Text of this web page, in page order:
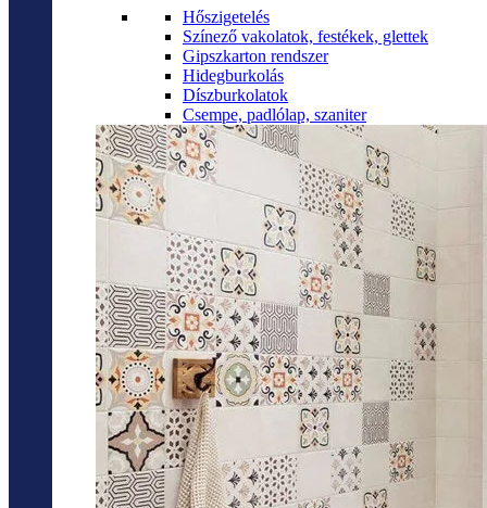
Hőszigetelés
Színező vakolatok, festékek, glettek
Gipszkarton rendszer
Hidegburkolás
Díszburkolatok
Csempe, padlólap, szaniter